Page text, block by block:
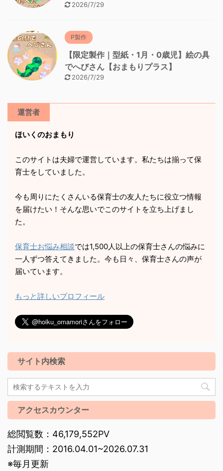
2026/7/29
P製作
【限定製作｜型紙・1月・0歳児】絵の具
でへびさん【おまもりプラス】
2026/7/29
運営者
ほいくのおまもり
このサイトは夫婦で運営しています。私たちは揃って保
育士をしていました。
今も周りにたくさんいる保育士の友人たちに役立つ情報
を届けたい！そんな思いでこのサイトを立ち上げまし
た。
保育士お悩み相談では1,500人以上の保育士さんの悩みに
一人ずつ答えてきました。今も日々、保育士さんの声が
届いています。
もっと詳しいプロフィール
サイト内検索
アクセスカウンター
総閲覧数：46,179,552PV
計測期間：2016.04.01~2026.07.31
※毎月更新